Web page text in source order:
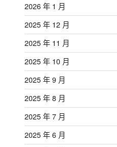
2026 年 1 月
2025 年 12 月
2025 年 11 月
2025 年 10 月
2025 年 9 月
2025 年 8 月
2025 年 7 月
2025 年 6 月